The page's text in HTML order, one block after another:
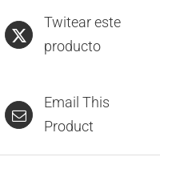
Twitear este
producto
Email This
Product